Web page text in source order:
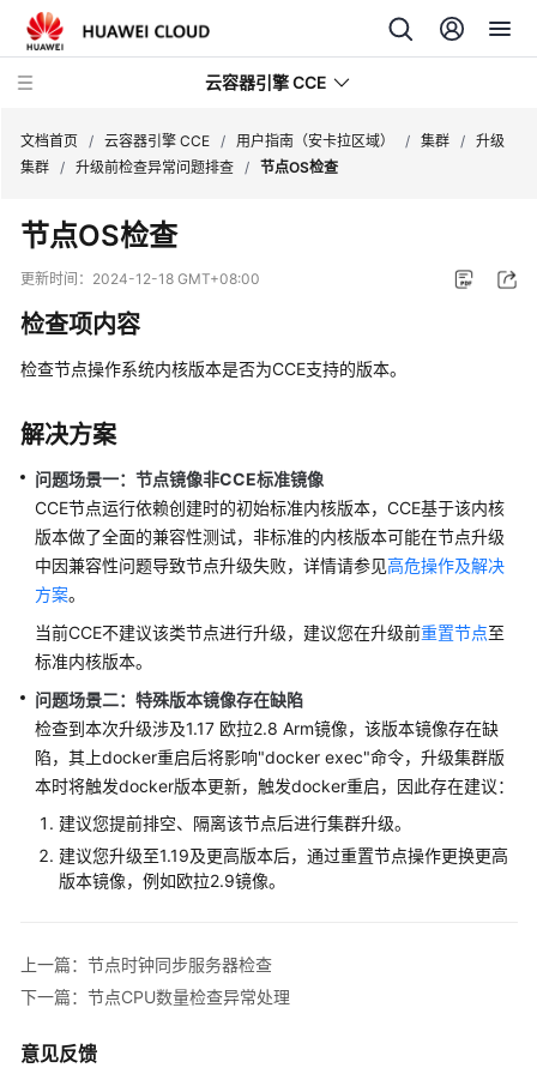
云容器引擎 CCE
最
动
态
务
告
产
品
介
绍
费
说
明
Kubernetes
础
知
快
速
门
文档首页 / 云容器引擎 CCE / 用户指南（安卡拉区域） / 集群 / 升级
集群 / 升级前检查异常问题排查 / 节点OS检查
节点OS检查
更新时间： 2024-12-18 GMT+08:00
检查项内容
检查节点操作系统内核版本是否为CCE支持的版本。
解决方案
问题场景一：节点镜像非CCE标准镜像
CCE节点运行依赖创建时的初始标准内核版本，CCE基于该内核
版本做了全面的兼容性测试，非标准的内核版本可能在节点升级
中因兼容性问题导致节点升级失败，详情请参见高危操作及解决
方案。
当前CCE不建议该类节点进行升级，建议您在升级前重置节点至
标准内核版本。
问题场景二：特殊版本镜像存在缺陷
检查到本次升级涉及1.17 欧拉2.8 Arm镜像，该版本镜像存在缺
陷，其上docker重启后将影响"docker exec"命令，升级集群版
本时将触发docker版本更新，触发docker重启，因此存在建议：
建议您提前排空、隔离该节点后进行集群升级。
建议您升级至1.19及更高版本后，通过重置节点操作更换更高
版本镜像，例如欧拉2.9镜像。
上一篇：节点时钟同步服务器检查
下一篇：节点CPU数量检查异常处理
意见反馈